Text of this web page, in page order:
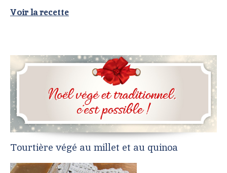
Voir la recette
Tourtière végé au millet et au quinoa